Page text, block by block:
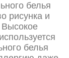
белья
рисунка и
Высокое
белья